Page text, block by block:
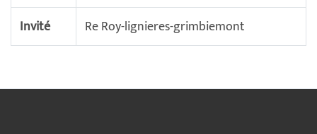
Invité
Re Roy-lignieres-grimbiemont